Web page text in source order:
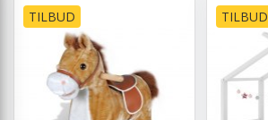
TILBUD TILBUD